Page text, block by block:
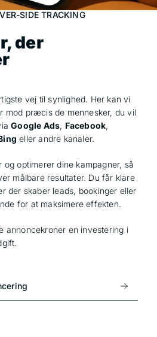
SIDE TRACKING
der
vej til synlighed. Her kan vi
mod præcis de mennesker, du vil
Google Ads, Facebook,
eller andre kanaler.
optimerer dine kampagner, så
målbare resultater. Du får klare
der skaber leads, bookinger eller
for at maksimere effekten.
annoncekroner en investering i